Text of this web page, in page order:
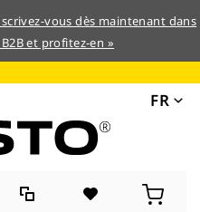
vous dès maintenant dans
et profitez-en »
FR